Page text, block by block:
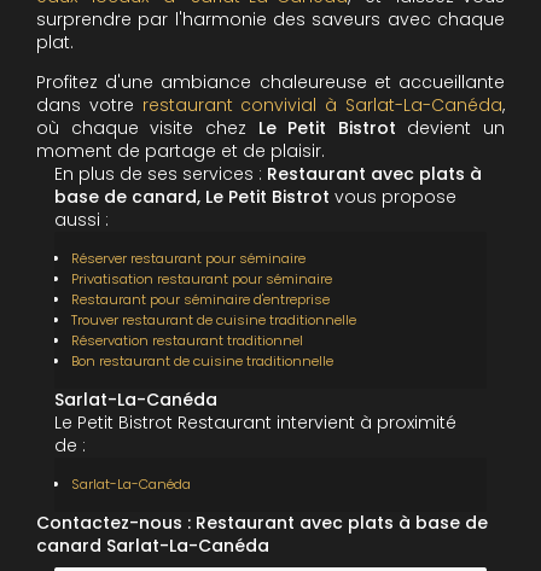
surprendre par l'harmonie des saveurs avec chaque
plat.
Profitez d'une ambiance chaleureuse et accueillante
dans votre restaurant convivial à Sarlat-La-Canéda,
où chaque visite chez Le Petit Bistrot devient un
moment de partage et de plaisir.
En plus de ses services : Restaurant avec plats à
base de canard, Le Petit Bistrot vous propose
aussi :
Réserver restaurant pour séminaire
Privatisation restaurant pour séminaire
Restaurant pour séminaire d'entreprise
Trouver restaurant de cuisine traditionnelle
Réservation restaurant traditionnel
Bon restaurant de cuisine traditionnelle
Sarlat-La-Canéda
Le Petit Bistrot Restaurant intervient à proximité
de :
Sarlat-La-Canéda
Contactez-nous : Restaurant avec plats à base de
canard Sarlat-La-Canéda